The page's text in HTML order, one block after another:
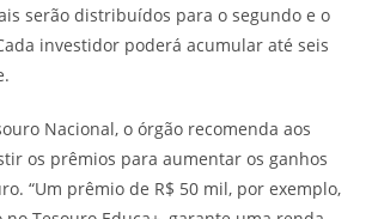
serão distribuídos para o segundo e o
investidor poderá acumular até seis
Nacional, o órgão recomenda aos
os prêmios para aumentar os ganhos
“Um prêmio de R$ 50 mil, por exemplo,